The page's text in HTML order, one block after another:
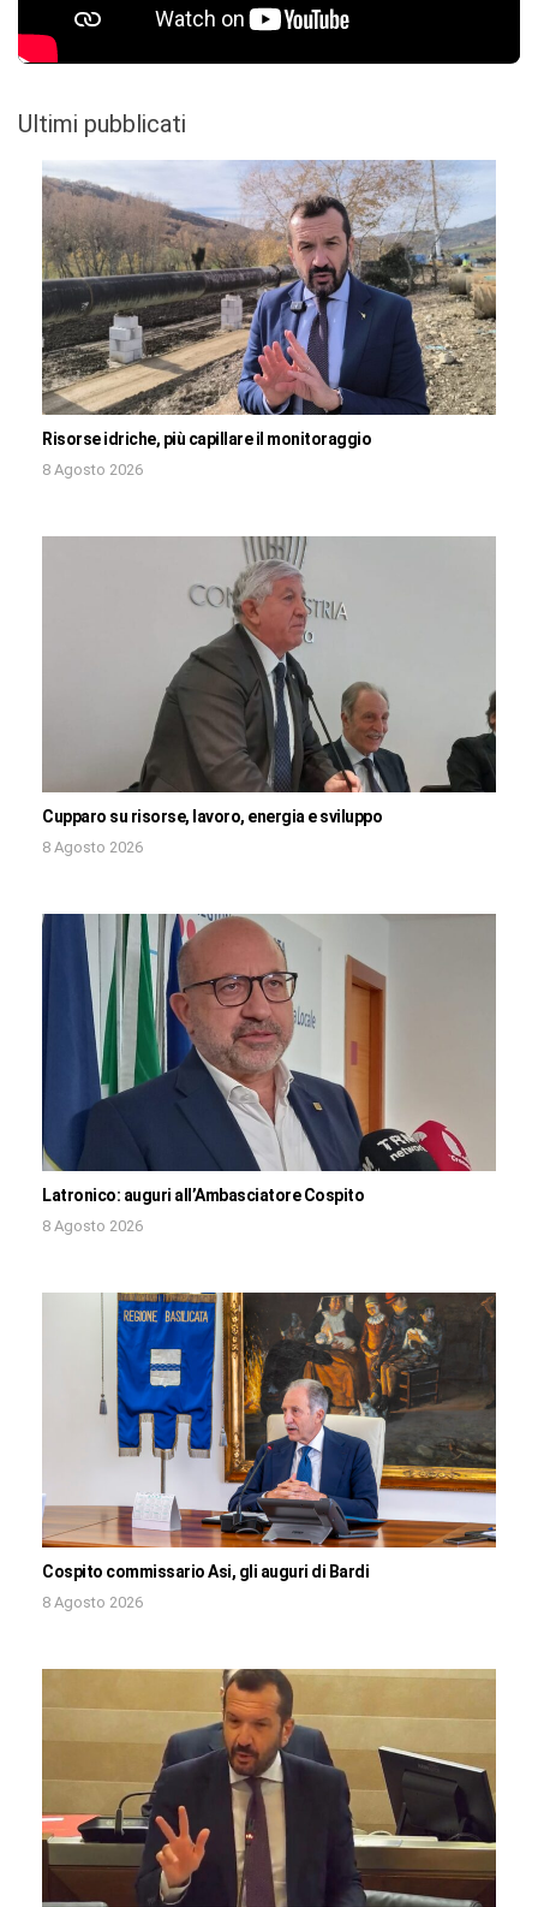
Ultimi pubblicati
Risorse idriche, più capillare il monitoraggio
8 Agosto 2026
Cupparo su risorse, lavoro, energia e sviluppo
8 Agosto 2026
Latronico: auguri all’Ambasciatore Cospito
8 Agosto 2026
Cospito commissario Asi, gli auguri di Bardi
8 Agosto 2026